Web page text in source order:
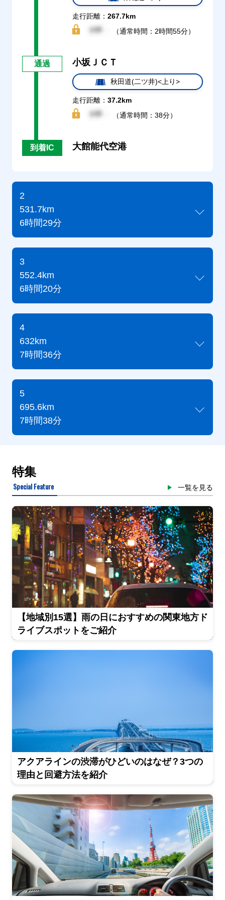
走行距離： 267.7km
（通常時間：2時間55分）
通過 小坂ＪＣＴ
秋田道(二ツ井)<上り>
走行距離： 37.2km
（通常時間：38分）
到着IC 大館能代空港
2
531.7km
6時間29分
3
552.4km
6時間20分
4
632km
7時間36分
5
695.6km
7時間38分
特集
Special Feature 一覧を見る
【地域別15選】雨の日におすすめの関東地方ド
ライブスポットをご紹介
アクアラインの渋滞がひどいのはなぜ？3つの
理由と回避方法を紹介